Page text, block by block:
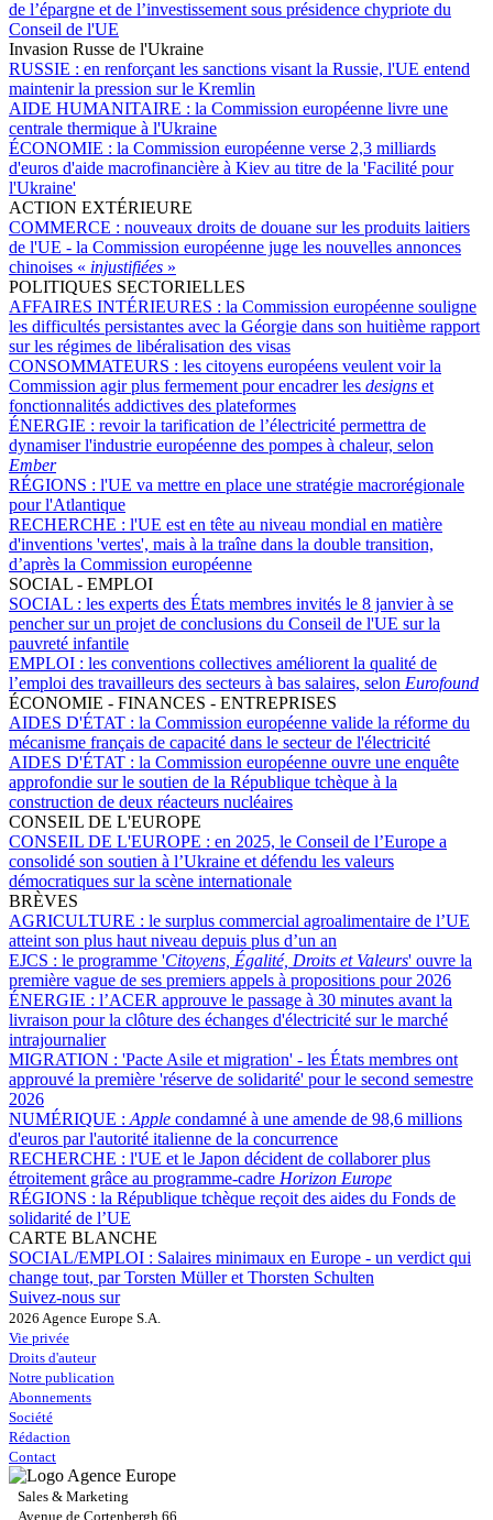
de l’épargne et de l’investissement sous présidence chypriote du
Conseil de l'UE
Invasion Russe de l'Ukraine
RUSSIE : en renforçant les sanctions visant la Russie, l'UE entend
maintenir la pression sur le Kremlin
AIDE HUMANITAIRE : la Commission européenne livre une
centrale thermique à l'Ukraine
ÉCONOMIE : la Commission européenne verse 2,3 milliards
d'euros d'aide macrofinancière à Kiev au titre de la 'Facilité pour
l'Ukraine'
ACTION EXTÉRIEURE
COMMERCE : nouveaux droits de douane sur les produits laitiers
de l'UE - la Commission européenne juge les nouvelles annonces
chinoises « injustifiées »
POLITIQUES SECTORIELLES
AFFAIRES INTÉRIEURES : la Commission européenne souligne
les difficultés persistantes avec la Géorgie dans son huitième rapport
sur les régimes de libéralisation des visas
CONSOMMATEURS : les citoyens européens veulent voir la
Commission agir plus fermement pour encadrer les designs et
fonctionnalités addictives des plateformes
ÉNERGIE : revoir la tarification de l’électricité permettra de
dynamiser l'industrie européenne des pompes à chaleur, selon
Ember
RÉGIONS : l'UE va mettre en place une stratégie macrorégionale
pour l'Atlantique
RECHERCHE : l'UE est en tête au niveau mondial en matière
d'inventions 'vertes', mais à la traîne dans la double transition,
d’après la Commission européenne
SOCIAL - EMPLOI
SOCIAL : les experts des États membres invités le 8 janvier à se
pencher sur un projet de conclusions du Conseil de l'UE sur la
pauvreté infantile
EMPLOI : les conventions collectives améliorent la qualité de
l’emploi des travailleurs des secteurs à bas salaires, selon Eurofound
ÉCONOMIE - FINANCES - ENTREPRISES
AIDES D'ÉTAT : la Commission européenne valide la réforme du
mécanisme français de capacité dans le secteur de l'électricité
AIDES D'ÉTAT : la Commission européenne ouvre une enquête
approfondie sur le soutien de la République tchèque à la
construction de deux réacteurs nucléaires
CONSEIL DE L'EUROPE
CONSEIL DE L'EUROPE : en 2025, le Conseil de l’Europe a
consolidé son soutien à l’Ukraine et défendu les valeurs
démocratiques sur la scène internationale
BRÈVES
AGRICULTURE : le surplus commercial agroalimentaire de l’UE
atteint son plus haut niveau depuis plus d’un an
EJCS : le programme 'Citoyens, Égalité, Droits et Valeurs' ouvre la
première vague de ses premiers appels à propositions pour 2026
ÉNERGIE : l’ACER approuve le passage à 30 minutes avant la
livraison pour la clôture des échanges d'électricité sur le marché
intrajournalier
MIGRATION : 'Pacte Asile et migration' - les États membres ont
approuvé la première 'réserve de solidarité' pour le second semestre
2026
NUMÉRIQUE : Apple condamné à une amende de 98,6 millions
d'euros par l'autorité italienne de la concurrence
RECHERCHE : l'UE et le Japon décident de collaborer plus
étroitement grâce au programme-cadre Horizon Europe
RÉGIONS : la République tchèque reçoit des aides du Fonds de
solidarité de l’UE
CARTE BLANCHE
SOCIAL/EMPLOI : Salaires minimaux en Europe - un verdict qui
change tout, par Torsten Müller et Thorsten Schulten
Suivez-nous sur
2026 Agence Europe S.A.
Vie privée
Droits d'auteur
Notre publication
Abonnements
Société
Rédaction
Contact
Sales & Marketing
Avenue de Cortenbergh 66